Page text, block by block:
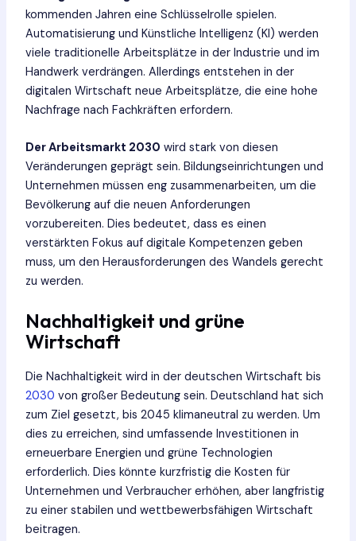
kommenden Jahren eine Schlüsselrolle spielen.
Automatisierung und Künstliche Intelligenz (KI) werden
viele traditionelle Arbeitsplätze in der Industrie und im
Handwerk verdrängen. Allerdings entstehen in der
digitalen Wirtschaft neue Arbeitsplätze, die eine hohe
Nachfrage nach Fachkräften erfordern.
Der Arbeitsmarkt 2030 wird stark von diesen
Veränderungen geprägt sein. Bildungseinrichtungen und
Unternehmen müssen eng zusammenarbeiten, um die
Bevölkerung auf die neuen Anforderungen
vorzubereiten. Dies bedeutet, dass es einen
verstärkten Fokus auf digitale Kompetenzen geben
muss, um den Herausforderungen des Wandels gerecht
zu werden.
Nachhaltigkeit und grüne
Wirtschaft
Die Nachhaltigkeit wird in der deutschen Wirtschaft bis
2030 von großer Bedeutung sein. Deutschland hat sich
zum Ziel gesetzt, bis 2045 klimaneutral zu werden. Um
dies zu erreichen, sind umfassende Investitionen in
erneuerbare Energien und grüne Technologien
erforderlich. Dies könnte kurzfristig die Kosten für
Unternehmen und Verbraucher erhöhen, aber langfristig
zu einer stabilen und wettbewerbsfähigen Wirtschaft
beitragen.